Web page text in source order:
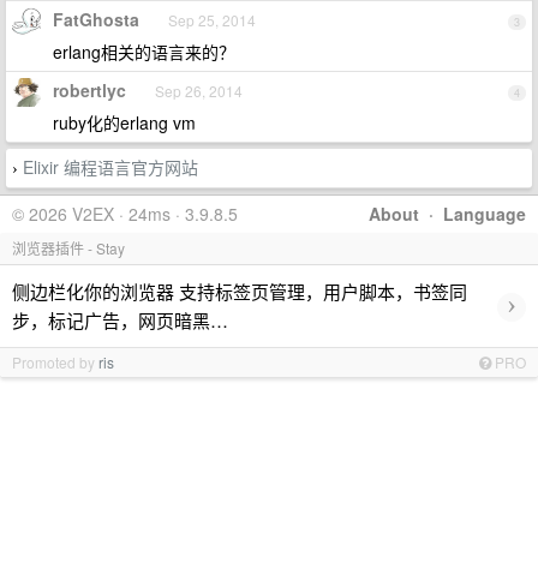
3
FatGhosta Sep 25, 2014
erlang相关的语言来的？
4
robertlyc Sep 26, 2014
ruby化的erlang vm
› Elixir 编程语言官方网站
About · Language
© 2026 V2EX · 24ms · 3.9.8.5
浏览器插件 - Stay
侧边栏化你的浏览器 支持标签页管理，用户脚本，书签同
步，标记广告，网页暗黑…
›
Promoted by ris PRO